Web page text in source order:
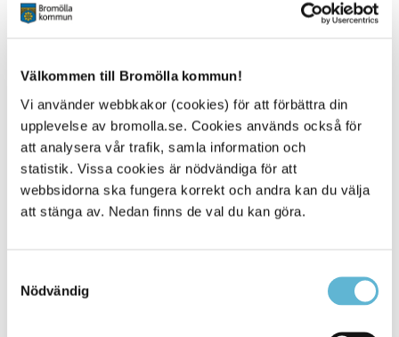
Välkommen till Bromölla kommun!
Vi använder webbkakor (cookies) för att förbättra din
upplevelse av bromolla.se. Cookies används också för
att analysera vår trafik, samla information och
statistik. Vissa cookies är nödvändiga för att
webbsidorna ska fungera korrekt och andra kan du välja
att stänga av. Nedan finns de val du kan göra.
Nödvändig
näringslivet i Bromölla kommun.
Kontakt
Mikael Persson
Näringslivsutvecklare
0456-82 20 06